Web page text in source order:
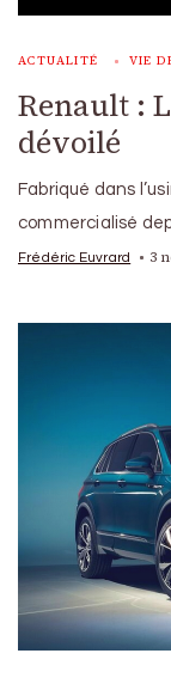
ACTUALITÉ VIE
Renault :
dévoilé
Fabriqué dans
commercialisé
Frédéric Euvrard 3